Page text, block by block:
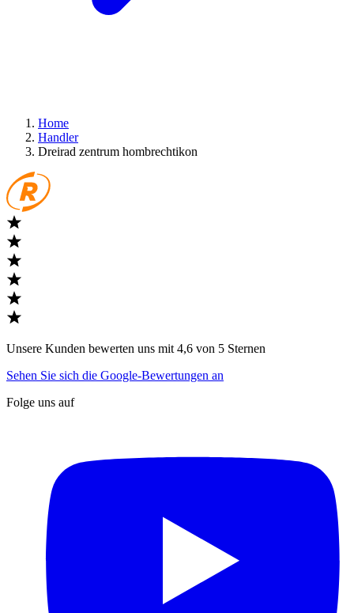
Home
Handler
Dreirad zentrum hombrechtikon
Unsere Kunden bewerten uns mit 4,6 von 5 Sternen
Sehen Sie sich die Google-Bewertungen an
Folge uns auf